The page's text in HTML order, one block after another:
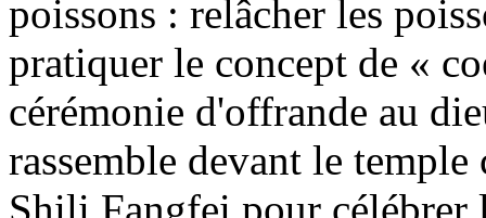
poissons : relâcher les
pratiquer le concept de «
cérémonie d'offrande au
rassemble devant le
Shili Fangfei pour célébrer